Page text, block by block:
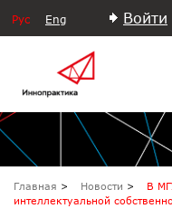
Рус Eng Войти
Главная Новости
В
интеллектуальной